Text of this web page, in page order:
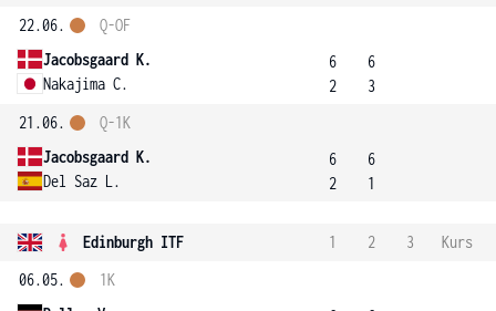
22.06.
Jacobsgaard K.
Nakajima C.
Q-OF
6
2
6
3
21.06.
Jacobsgaard K.
Del Saz L.
Q-1K
6
2
6
1
Edinburgh ITF 1 2 3
Kurs
06.05.
1K